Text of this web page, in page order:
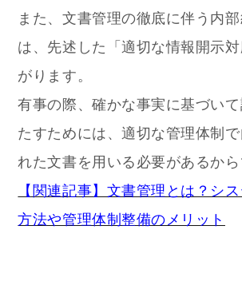
また、文書管理の徹底に伴う内
は、先述した「適切な情報開示
がります。
有事の際、確かな事実に基づい
たすためには、適切な管理体制
れた文書を用いる必要があるから
【関連記事】文書管理とは？シ
方法や管理体制整備のメリット